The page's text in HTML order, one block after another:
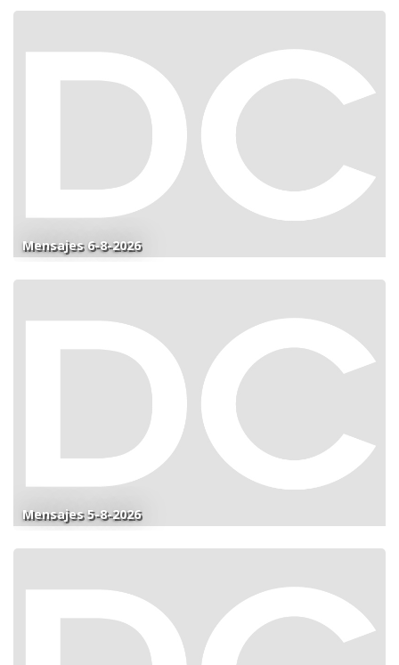
Mensajes 6-8-2026
Mensajes 5-8-2026